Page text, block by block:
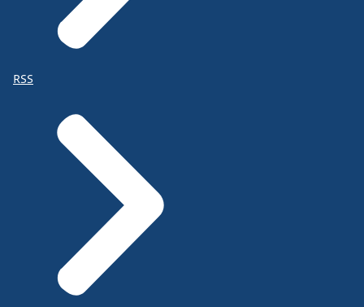
RSS